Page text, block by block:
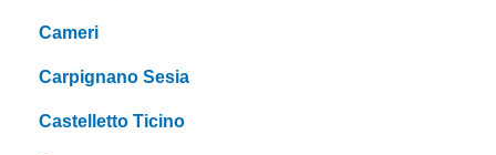
Cameri
Carpignano Sesia
Castelletto Ticino